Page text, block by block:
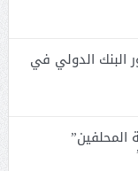
البنك الدولي في
المحلفين”